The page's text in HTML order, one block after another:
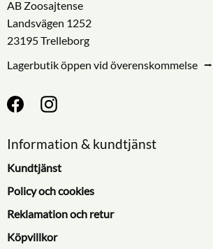
AB Zoosajtense
Landsvägen 1252
23195 Trelleborg
Lagerbutik öppen vid överenskommelse ⭢
Information & kundtjänst
Kundtjänst
Policy och cookies
Reklamation och retur
Köpvillkor